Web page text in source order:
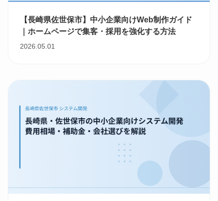
【長崎県佐世保市】中小企業向けWeb制作ガイド
｜ホームページで集客・採用を強化する方法
2026.05.01